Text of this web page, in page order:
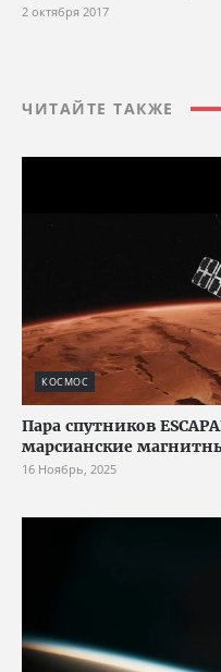
2 октября 2017
ЧИТАЙТЕ ТАКЖЕ
КОСМОС
Пара спутников
марсианские
16 Ноябрь, 2025